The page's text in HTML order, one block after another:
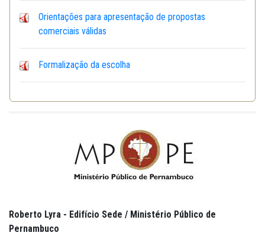
Orientações para apresentação de propostas
comerciais válidas
Formalização da escolha
Roberto Lyra - Edifício Sede / Ministério Público de
Pernambuco